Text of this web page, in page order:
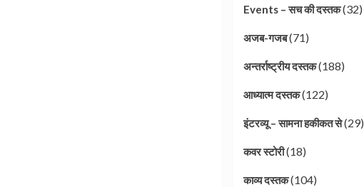
Events – सच की दस्तक(32)
अजब-गजब(71)
अन्तर्राष्ट्रीय दस्तक(188)
आध्यात्म दस्तक(122)
इंटरव्यू – सामना हकीकत से(29)
कवर स्टोरी(18)
काव्य दस्तक(104)